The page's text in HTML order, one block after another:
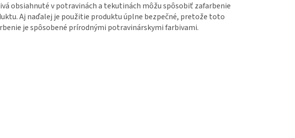
obsiahnuté v potravinách a tekutinách môžu spôsobiť zafarbenie
Aj naďalej je použitie produktu úplne bezpečné, pretože toto
je spôsobené prírodnými potravinárskymi farbivami.